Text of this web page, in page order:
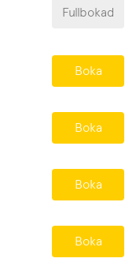
Fullbokad
Boka
Boka
Boka
Boka